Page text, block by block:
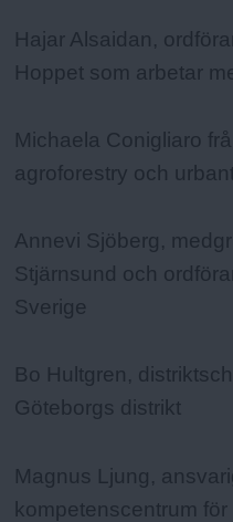
Hajar Alsaidan,
Hoppet som arbetar
Michaela Conigliaro
agroforestry och
Annevi Sjöberg,
Stjärnsund och
Sverige
Bo Hultgren,
Göteborgs distrikt
Magnus Ljung,
kompetenscentrum för